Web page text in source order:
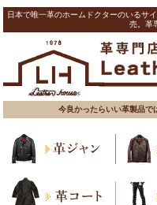
日本で唯一革のホームドクターのいるサ
売。革
今良かったらいい革製品で